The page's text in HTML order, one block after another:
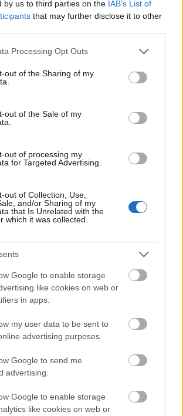
by us to third parties on the IAB’s List of
that may further disclose it to other
website/app uses one or more Google
visit or usage behaviour. You may click to
to Google and its third-party tags to
below specified purposes in below Google
Processing Opt Outs
out of the Sharing of my
out of the Sale of my
out of processing my
for Targeted Advertising.
out of Collection, Use,
and/or Sharing of my
that Is Unrelated with the
which it was collected.
Google to enable storage
like cookies on web or
in apps.
my user data to be sent to
advertising purposes.
Google to send me
advertising.
Google to enable storage
like cookies on web or
az alkotók, akkor döntsék el
: